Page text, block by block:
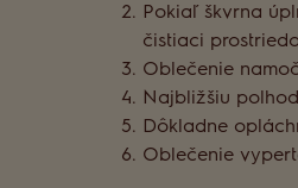
Pokiaľ škvrna
čistiaci
Oblečenie
Najbližšiu
Dôkladne
Oblečenie